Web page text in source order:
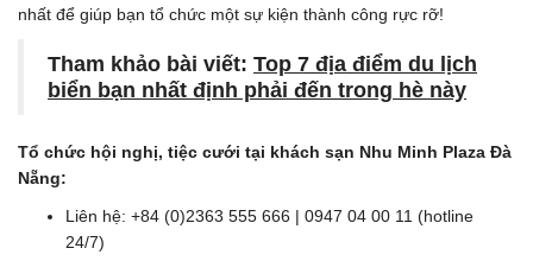
nhất để giúp bạn tổ chức một sự kiện thành công rực rỡ!
Tham khảo bài viết: Top 7 địa điểm du lịch
biển bạn nhất định phải đến trong hè này
Tổ chức hội nghị, tiệc cưới tại khách sạn Nhu Minh Plaza Đà
Nẵng:
Liên hệ: +84 (0)2363 555 666 | 0947 04 00 11 (hotline
24/7)